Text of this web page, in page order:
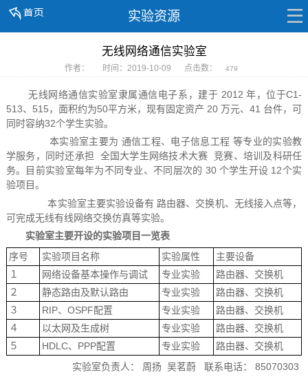
实验资源
无线网络通信实验室
作者： 时间：2019-10-09 点击数： 479
无线网络通信实验室隶属通信电子系，建于 2012 年，位于C1-
513、515，面积约为50平方米，现有固定资产 20 万元、41 台件，可
同时容纳32个学生实验。
本实验室主要为 通信工程、电子信息工程 等专业的实验教
学服务，同时还承担 全国大学生网络技术大赛 竞赛、培训及科研任
务。目前实验室每年为不同专业、不同层次的 30 个学生开设 12个实
验项目。
本实验室主要实验设备有 路由器、交换机、无线接入点等，
可完成无线有线网络交换仿真等实验。
实验室主要开设的实验项目一览表
序号
实验项目名称 实验属性
主要设备
１
网络设备基本操作与调试 专业实验
路由器、交换机
２
静态路由及默认路由 专业实验
路由器、交换机
３
RIP、OSPF配置 专业实验
路由器、交换机
４
以太网及生成树 专业实验
路由器、交换机
５
HDLC、PPP配置 专业实验
路由器、交换机
实验室负责人： 周扬 吴茗蔚 联系电话： 85070303